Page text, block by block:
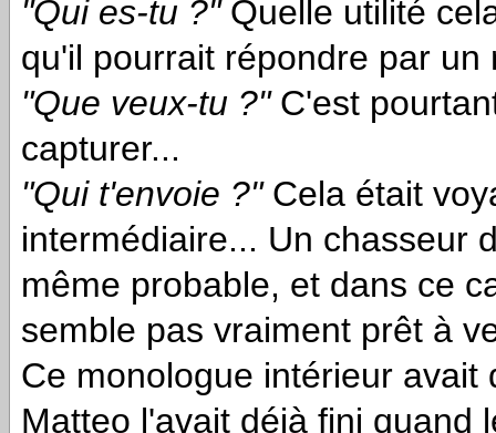
"Qui es-tu ?"Quelle utilité
qu'il pourrait répondre par un
"Que veux-tu ?"C'est
capturer...
"Qui t'envoie ?"Cela était
intermédiaire... Un chasseur
même probable, et dans ce
semble pas vraiment prêt à
Ce monologue intérieur
Matteo l'avait déjà fini quand